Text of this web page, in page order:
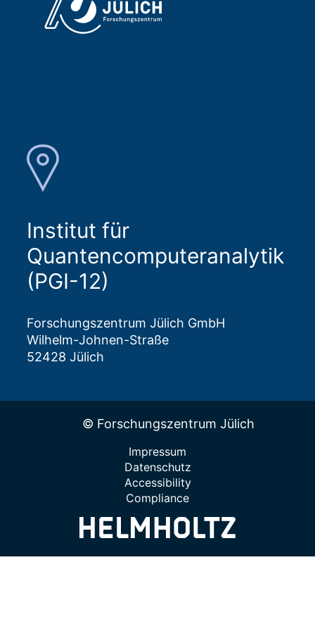
Institut für
Quantencomputeranalytik
(PGI-12)
Forschungszentrum Jülich GmbH
Wilhelm-Johnen-Straße
52428 Jülich
© Forschungszentrum Jülich
Impressum
Datenschutz
Accessibility
Compliance